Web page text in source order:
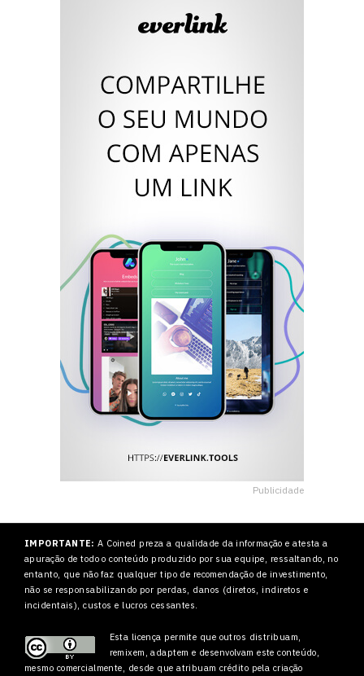
Publicidade
IMPORTANTE: A Coined preza a qualidade da informação e atesta a
apuração de todo o conteúdo produzido por sua equipe, ressaltando, no
entanto, que não faz qualquer tipo de recomendação de investimento,
não se responsabilizando por perdas, danos (diretos, indiretos e
incidentais), custos e lucros cessantes.
Esta licença permite que outros distribuam,
remixem, adaptem e desenvolvam este conteúdo,
mesmo comercialmente, desde que atribuam crédito pela criação